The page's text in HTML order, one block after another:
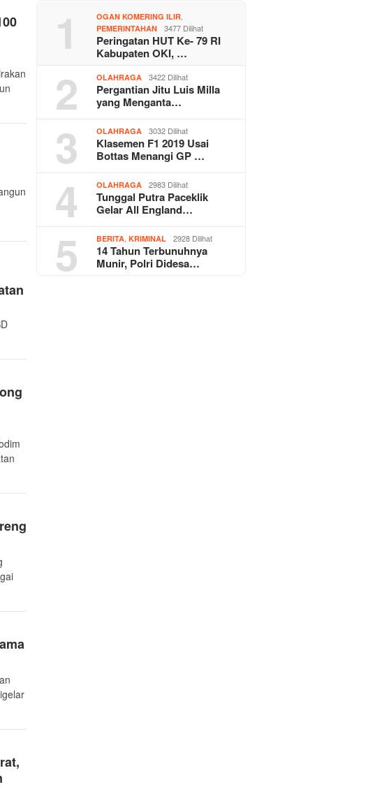
1 OGAN KOMERING ILIR
PEMERINTAHAN 3477 Dilihat
Peringatan HUT Ke- 79 RI
Kabupaten OKI, …
2 OLAHRAGA 3422 Dilihat
Pergantian Jitu Luis Milla
yang Menganta…
3 OLAHRAGA 3032 Dilihat
Klasemen F1 2019 Usai
Bottas Menangi GP …
4 OLAHRAGA 2983 Dilihat
Tunggal Putra Paceklik
Gelar All England…
5 BERITA ,KRIMINAL 2928 Dilihat
14 Tahun Terbunuhnya
Munir, Polri Didesa…